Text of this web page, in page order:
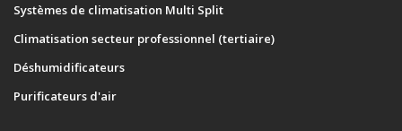
Systèmes de climatisation Multi Split
Climatisation secteur professionnel (tertiaire)
Déshumidificateurs
Purificateurs d'air